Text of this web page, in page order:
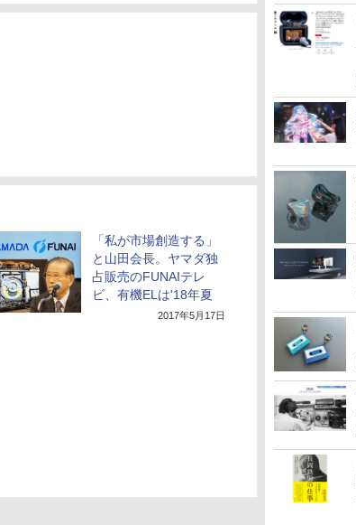
「私が市場創造する」
と山田会長。ヤマダ独
占販売のFUNAIテレ
ビ、有機ELは'18年夏
2017年5月17日